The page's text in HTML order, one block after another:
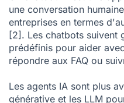
une conversation
entreprises en termes
[2] . Les chatbots suivent
prédéfinis pour aider
répondre aux FAQ ou
Les agents IA sont plus
générative et les LLM